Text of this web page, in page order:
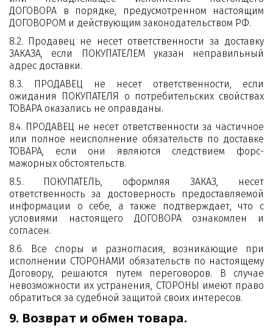
ДОГОВОРА в порядке, предусмотренном настоящим
ДОГОВОРОМ и действующим законодательством РФ.
8.2. Продавец не несет ответственности за доставку
ЗАКАЗА, если ПОКУПАТЕЛЕМ указан неправильный
адрес доставки.
8.3. ПРОДАВЕЦ не несет ответственности, если
ожидания ПОКУПАТЕЛЯ о потребительских свойствах
ТОВАРА оказались не оправданы.
8.4. ПРОДАВЕЦ не несет ответственности за частичное
или полное неисполнение обязательств по доставке
ТОВАРА, если они являются следствием форс-
мажорных обстоятельств.
8.5. ПОКУПАТЕЛЬ, оформляя ЗАКАЗ, несет
ответственность за достоверность предоставляемой
информации о себе, а также подтверждает, что с
условиями настоящего ДОГОВОРА ознакомлен и
согласен.
8.6. Все споры и разногласия, возникающие при
исполнении СТОРОНАМИ обязательств по настоящему
Договору, решаются путем переговоров. В случае
невозможности их устранения, СТОРОНЫ имеют право
обратиться за судебной защитой своих интересов.
9. Возврат и обмен товара.